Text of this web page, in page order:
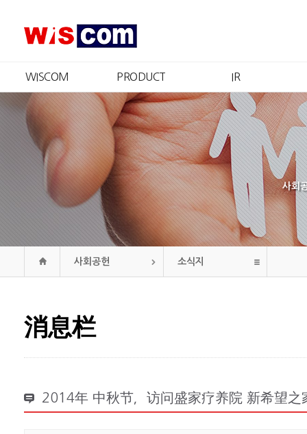
WISCOM
회사소개
CEO 인사
경영철학
CI
연혁
조직도
오시는길
PRODUCT
제품소개
인증현황
IR
IR개요
주가정보
재무정보
공시정보
공고
사회
사회공헌 소식지
消息栏
2014年 中秋节，访问盛家疗养院 新希望之